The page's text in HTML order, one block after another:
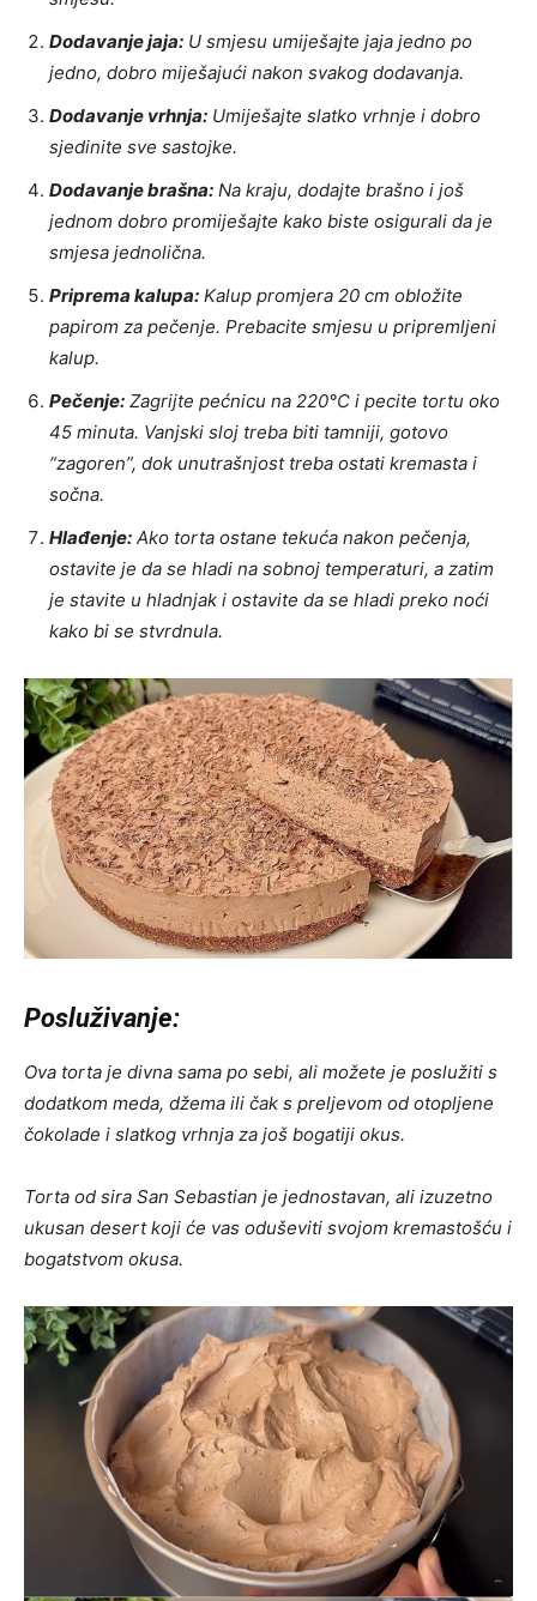
Dodavanje jaja: U smjesu umiješajte jaja jedno po
jedno, dobro miješajući nakon svakog dodavanja.
Dodavanje vrhnja: Umiješajte slatko vrhnje i dobro
sjedinite sve sastojke.
Dodavanje brašna: Na kraju, dodajte brašno i još
jednom dobro promiješajte kako biste osigurali da je
smjesa jednolična.
Priprema kalupa: Kalup promjera 20 cm obložite
papirom za pečenje. Prebacite smjesu u pripremljeni
kalup.
Pečenje: Zagrijte pećnicu na 220°C i pecite tortu oko
45 minuta. Vanjski sloj treba biti tamniji, gotovo
“zagoren”, dok unutrašnjost treba ostati kremasta i
sočna.
Hlađenje: Ako torta ostane tekuća nakon pečenja,
ostavite je da se hladi na sobnoj temperaturi, a zatim
je stavite u hladnjak i ostavite da se hladi preko noći
kako bi se stvrdnula.
Posluživanje:
Ova torta je divna sama po sebi, ali možete je poslužiti s
dodatkom meda, džema ili čak s preljevom od otopljene
čokolade i slatkog vrhnja za još bogatiji okus.
Torta od sira San Sebastian je jednostavan, ali izuzetno
ukusan desert koji će vas oduševiti svojom kremastošću i
bogatstvom okusa.